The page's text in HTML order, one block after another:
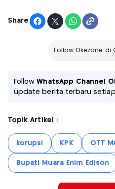
Share
Follow Okezone di
FollowWhatsApp Channel
update berita terbaru
Topik Artikel :
korupsi KPK OTT
Bupati Muara Enim Edison